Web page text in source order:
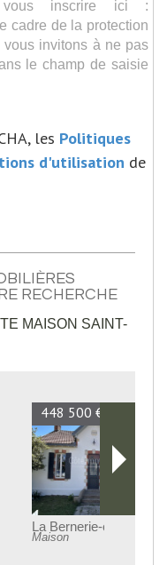
vous inscrire ici :
cadre de la protection
invitons à ne pas
le champ de saisie
les Politiques
d'utilisation de
RECHERCHE
MAISON SAINT-